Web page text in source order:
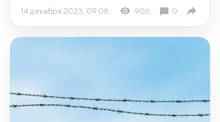
14 декабря 2023, 09:08 906 0